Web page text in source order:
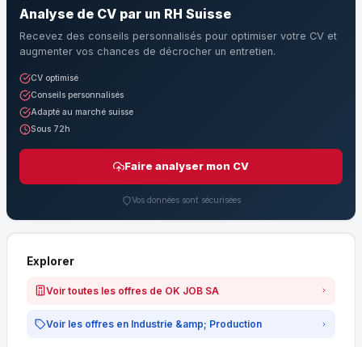
Analyse de CV par un RH Suisse
Recevez des conseils personnalisés pour optimiser votre CV et
augmenter vos chances de décrocher un entretien.
CV optimisé
Conseils personnalisés
Adapté au marché suisse
Sous 72h
Faire analyser mon CV
Vos données sont sécurisées
Explorer
Voir toutes les offres de OK JOB SA
Voir les offres en Industrie &amp; Production